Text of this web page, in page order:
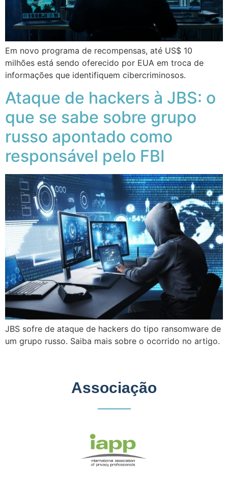
Em novo programa de recompensas, até US$ 10
milhões está sendo oferecido por EUA em troca de
informações que identifiquem cibercriminosos.
Ataque de hackers à JBS: o
que se sabe sobre grupo
russo apontado como
responsável pelo FBI
JBS sofre de ataque de hackers do tipo ransomware de
um grupo russo. Saiba mais sobre o ocorrido no artigo.
Associação